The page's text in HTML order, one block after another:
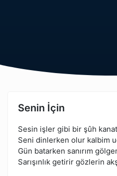
Senin İçin
Sesin işler gibi bir şûh
Seni dinlerken olur kalbim
Gün batarken sanırım
Sarışınlık getirir gözlerin